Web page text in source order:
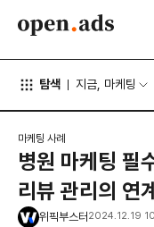
탐색 지금, 마케팅
마케팅 사례
병원 마케팅 필
리뷰 관리의 연
위픽부스터 2024.12.19